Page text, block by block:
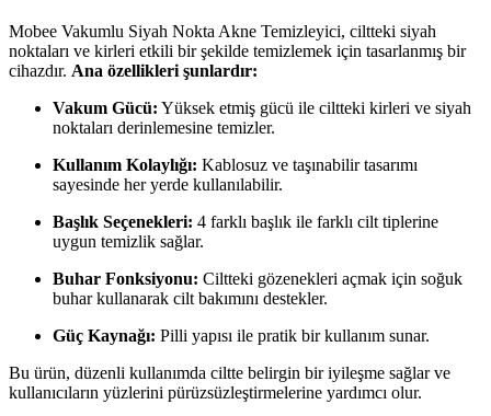
Mobee Vakumlu Siyah Nokta Akne Temizleyici, ciltteki siyah
noktaları ve kirleri etkili bir şekilde temizlemek için tasarlanmış bir
cihazdır. Ana özellikleri şunlardır:
Vakum Gücü: Yüksek etmiş gücü ile ciltteki kirleri ve siyah
noktaları derinlemesine temizler.
Kullanım Kolaylığı: Kablosuz ve taşınabilir tasarımı
sayesinde her yerde kullanılabilir.
Başlık Seçenekleri: 4 farklı başlık ile farklı cilt tiplerine
uygun temizlik sağlar.
Buhar Fonksiyonu: Ciltteki gözenekleri açmak için soğuk
buhar kullanarak cilt bakımını destekler.
Güç Kaynağı: Pilli yapısı ile pratik bir kullanım sunar.
Bu ürün, düzenli kullanımda ciltte belirgin bir iyileşme sağlar ve
kullanıcıların yüzlerini pürüzsüzleştirmelerine yardımcı olur.